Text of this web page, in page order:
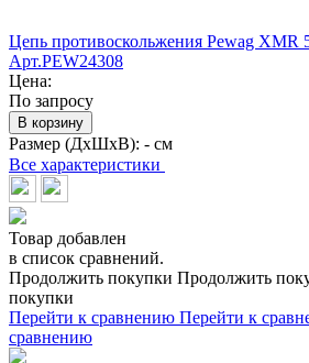
Цепь противоскольжения Pewag XMR
Арт.PEW24308
Цена:
По запросу
В корзину
Размер (ДхШхВ): - см
Все характеристики
Товар добавлен
в список сравнений.
Продолжить покупки Продолжить
покупки
Перейти к сравнению Перейти к
сравнению